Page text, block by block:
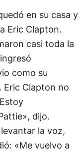
en su casa y
Eric Clapton.
casi toda la
como su
Eric Clapton no
dijo.
la voz,
«Me vuelvo a